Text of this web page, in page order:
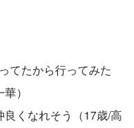
てたから行ってみた
）
良くなれそう（17歳/高